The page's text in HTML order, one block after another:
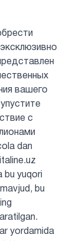
вашего
с
dan
bu yuqori
bu
yordamida